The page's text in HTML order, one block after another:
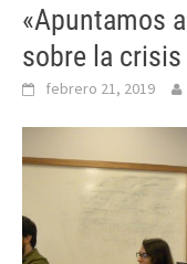
«Apuntamos
sobre la crisis
febrero 21, 2019